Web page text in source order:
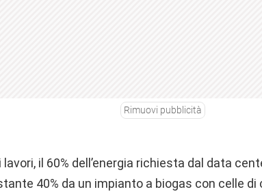
Rimuovi pubblicità
il 60% dell’energia richiesta dal data
40% da un impianto a biogas con celle